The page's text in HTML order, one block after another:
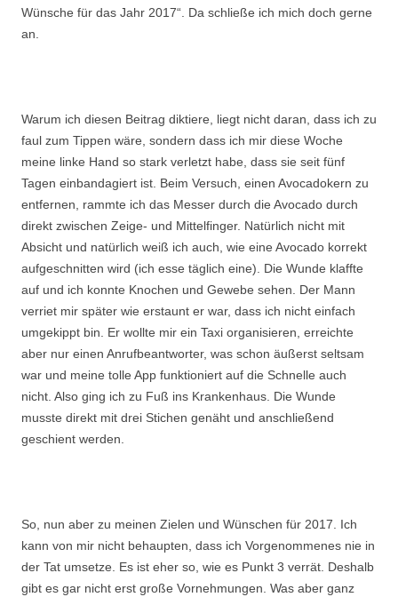
Wünsche für das Jahr 2017“. Da schließe ich mich doch gerne
an.
Warum ich diesen Beitrag diktiere, liegt nicht daran, dass ich zu
faul zum Tippen wäre, sondern dass ich mir diese Woche
meine linke Hand so stark verletzt habe, dass sie seit fünf
Tagen einbandagiert ist. Beim Versuch, einen Avocadokern zu
entfernen, rammte ich das Messer durch die Avocado durch
direkt zwischen Zeige- und Mittelfinger. Natürlich nicht mit
Absicht und natürlich weiß ich auch, wie eine Avocado korrekt
aufgeschnitten wird (ich esse täglich eine). Die Wunde klaffte
auf und ich konnte Knochen und Gewebe sehen. Der Mann
verriet mir später wie erstaunt er war, dass ich nicht einfach
umgekippt bin. Er wollte mir ein Taxi organisieren, erreichte
aber nur einen Anrufbeantworter, was schon äußerst seltsam
war und meine tolle App funktioniert auf die Schnelle auch
nicht. Also ging ich zu Fuß ins Krankenhaus. Die Wunde
musste direkt mit drei Stichen genäht und anschließend
geschient werden.
So, nun aber zu meinen Zielen und Wünschen für 2017. Ich
kann von mir nicht behaupten, dass ich Vorgenommenes nie in
der Tat umsetze. Es ist eher so, wie es Punkt 3 verrät. Deshalb
gibt es gar nicht erst große Vornehmungen. Was aber ganz